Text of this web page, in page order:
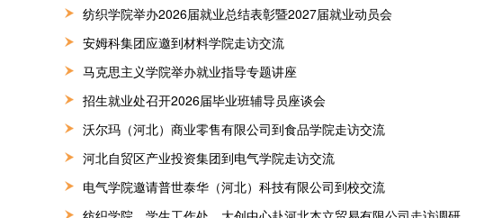
纺织学院举办2026届就业总结表彰暨2027届就业动员会
安姆科集团应邀到材料学院走访交流
马克思主义学院举办就业指导专题讲座
招生就业处召开2026届毕业班辅导员座谈会
沃尔玛（河北）商业零售有限公司到食品学院走访交流
河北自贸区产业投资集团到电气学院走访交流
电气学院邀请普世泰华（河北）科技有限公司到校交流